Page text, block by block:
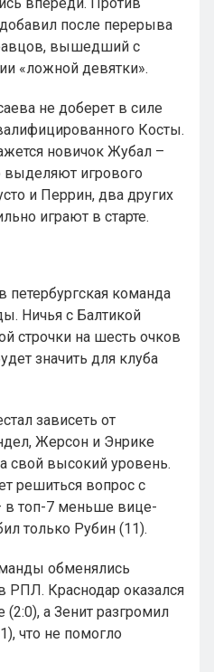
после перерыва
вышедший с
«ложной девятки».
не доберет в силе
Косты.
новичок Жубал –
выделяют игрового
и Перрин, два других
играют в старте.
петербургская команда
Ничья с Балтикой
строчки на шесть очков
значить для клуба
зависеть от
Жерсон и Энрике
свой высокий уровень.
решиться вопрос с
топ-7 меньше вице-
только Рубин (11).
обменялись
Краснодар оказался
а Зенит разгромил
что не помогло